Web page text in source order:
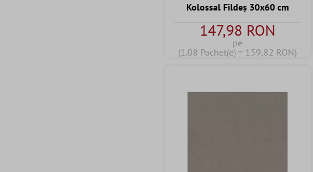
Kolossal Fildeş 30x60 cm
147,98 RON
pe
(1.08 Pachet(e) = 159,82 RON)